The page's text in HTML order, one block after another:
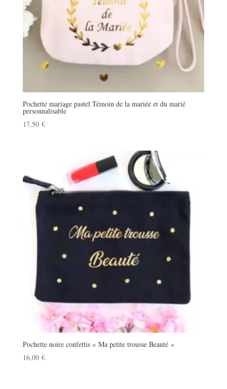
Pochette mariage pastel Témoin de la mariée et du marié
personnalisable
17,50 €
Pochette noire confettis « Ma petite trousse Beauté »
16,00 €